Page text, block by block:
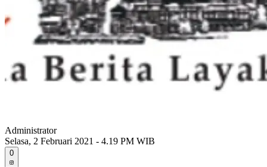
Administrator
Selasa, 2 Februari 2021 - 4.19 PM WIB
0